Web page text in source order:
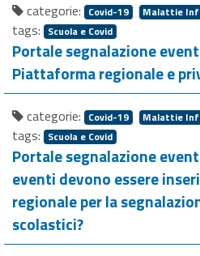
categorie: Covid-19 Malattie
tags: Scuola e Covid
Portale segnalazione
Piattaforma regionale e
categorie: Covid-19 Malattie
tags: Scuola e Covid
Portale segnalazione
eventi devono essere
regionale per la
scolastici?